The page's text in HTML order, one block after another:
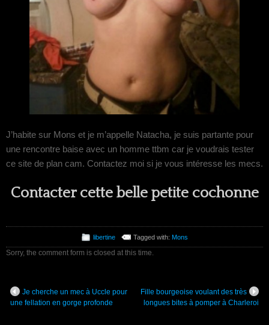
J’habite sur Mons et je m’appelle Natacha, je suis partante pour
une rencontre baise avec un homme ttbm car je voudrais tester
ce site de plan cam. Contactez moi si je vous intéresse les mecs.
Contacter cette belle petite cochonne
libertine Tagged with:Mons
Sorry, the comment form is closed at this time.
Je cherche un mec à Uccle pour
une fellation en gorge profonde
Fille bourgeoise voulant des très
longues bites à pomper à Charleroi